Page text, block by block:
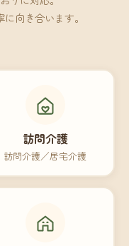
向き合います。
訪問介護
訪問介護／居宅介護